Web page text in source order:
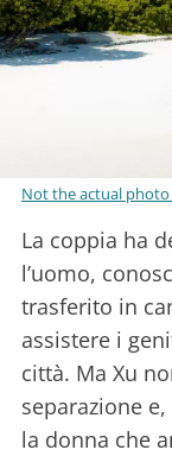
Not the actual
La coppia ha
l’uomo,
trasferito in
assistere i
città. Ma Xu
separazione
la donna che